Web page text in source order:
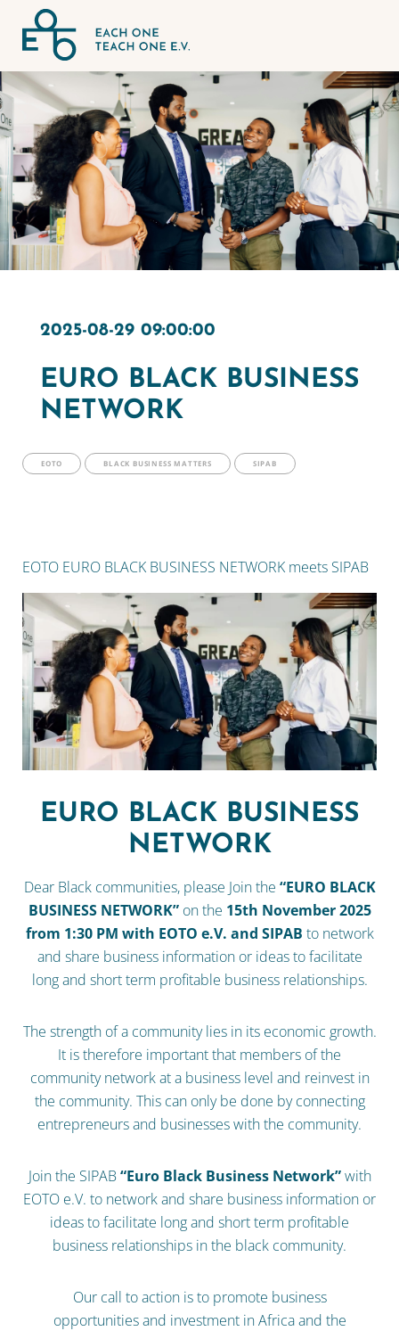
2025-08-29 09:00:00
EURO BLACK BUSINESS
NETWORK
EOTO BLACK BUSINESS MATTERS SIPAB
EOTO EURO BLACK BUSINESS NETWORK meets SIPAB
EURO BLACK BUSINESS
NETWORK
Dear Black communities, please Join the “EURO BLACK
BUSINESS NETWORK”on the 15th November 2025
from 1:30 PM with EOTO e.V. and SIPAB to network
and share business information or ideas to facilitate
long and short term profitable business relationships.
The strength of a community lies in its economic growth.
It is therefore important that members of the
community network at a business level and reinvest in
the community. This can only be done by connecting
entrepreneurs and businesses with the community.
Join the SIPAB“Euro Black Business Network”with
EOTO e.V. to network and share business information or
ideas to facilitate long and short term profitable
business relationships in the black community.
Our call to action is to promote business
opportunities and investment in Africa and the